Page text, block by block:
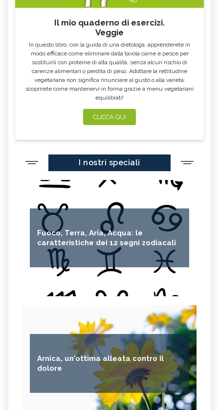
Il mio quaderno di esercizi.
Veggie
In questo libro, con la guida di una dietologa, apprenderete in
modo efficace come eliminare dalla tavola carne e pesce per
sostituirli con proteine di alta qualità, senza alcun rischio di
carenze alimentari o perdita di peso. Adottare la rettitudine
vegetariana non significa rinunciare al gusto o alla varietà:
scoprirete come mantenervi in forma grazie a menu vegetariani
equilibrati!
CLICCA QUI
I nostri speciali
Fuoco, Terra, Aria, Acqua: le
caratteristiche dei 12 segni zodiacali
Arnica, un'ottima alleata contro il
dolore